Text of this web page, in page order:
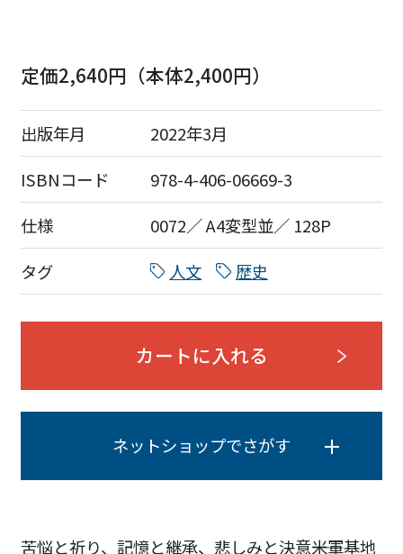
定価2,640円（本体2,400円）
出版年月
2022年3月
ISBNコード
978-4-406-06669-3
仕様
0072／ A4変型並／ 128P
タグ
人文 歴史
カートに入れる
ネットショップでさがす
苦悩と祈り、記憶と継承、悲しみと決意――米軍基地